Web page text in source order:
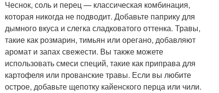
Чеснок, соль и перец — классическая комбинация,
которая никогда не подводит. Добавьте паприку для
дымного вкуса и слегка сладковатого оттенка. Травы,
такие как розмарин, тимьян или орегано, добавляют
аромат и запах свежести. Вы также можете
использовать смеси специй, такие как приправа для
картофеля или прованские травы. Если вы любите
острое, добавьте щепотку кайенского перца или чили.